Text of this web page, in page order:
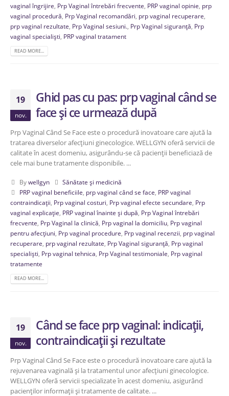
vaginal îngrijire Prp Vaginal întrebări frecvente PRP vaginal opinie prp
vaginal procedură Prp Vaginal recomandări prp vaginal recuperare
prp vaginal rezultate Prp Vaginal sesiuni. Prp Vaginal siguranță Prp
vaginal specialiști PRP vaginal tratament
READ MORE...
19
nov.
Ghid pas cu pas: prp vaginal când se
face și ce urmează după
Prp Vaginal Când Se Face este o procedură inovatoare care ajută la
tratarea diverselor afecțiuni ginecologice. WELLGYN oferă servicii de
calitate în acest domeniu, asigurându-se că pacienții beneficiază de
cele mai bune tratamente disponibile. ...
Bywellgyn
Sănătate și medicină
PRP vaginal beneficiile, prp vaginal când se face, PRP vaginal
contraindicații, Prp vaginal costuri, Prp vaginal efecte secundare, Prp
vaginal explicație, PRP vaginal înainte și după, Prp Vaginal întrebări
frecvente, Prp Vaginal la clinică, Prp vaginal la domiciliu, Prp vaginal
pentru afecțiuni, Prp vaginal procedure, Prp vaginal recenzii, prp vaginal
recuperare, prp vaginal rezultate, Prp Vaginal siguranță, Prp vaginal
specialiști, Prp vaginal tehnica, Prp Vaginal testimoniale, Prp vaginal
tratamente
READ MORE...
19
nov.
Când se face prp vaginal: indicații,
contraindicații și rezultate
Prp Vaginal Când Se Face este o procedură inovatoare care ajută la
rejuvenarea vaginală și la tratamentul unor afecțiuni ginecologice.
WELLGYN oferă servicii specializate în acest domeniu, asigurând
pacienților informații și tratamente de calitate. ...